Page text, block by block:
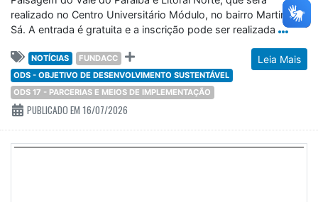
realizado no Centro Universitário Módulo, no bairro Martim de
Sá. A entrada é gratuita e a inscrição pode ser realizada
Leia Mais
NOTÍCIAS
FUNDACC
ODS - OBJETIVO DE DESENVOLVIMENTO SUSTENTÁVEL
ODS 17 - PARCERIAS E MEIOS DE IMPLEMENTAÇÃO
PUBLICADO EM 16/07/2026